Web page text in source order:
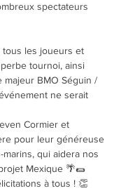
spectateurs
tous les joueurs et
tournoi, ainsi
majeur BMO Séguin /
ne serait
Cormier et
pour leur généreuse
qui aidera nos
Mexique 🌴🌯
à tous ! 👏